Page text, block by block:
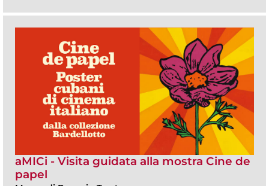
aMICi - Visita guidata alla mostra Cine de
papel